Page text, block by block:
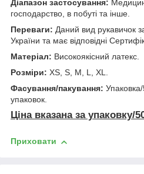
Діапазон застосування:
господарство, в побуті та інше.
Переваги: Даний вид рукавичок
України та має відповідні
Матеріал: Високоякісний латекс.
Розміри: XS, S, M, L, XL.
Фасування/пакування:
упаковок.
Ціна вказана за упаковку/
Приховати